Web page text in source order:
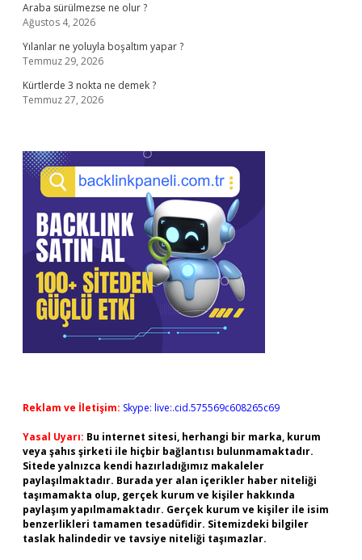
Araba sürülmezse ne olur ?
Ağustos 4, 2026
Yılanlar ne yoluyla boşaltım yapar ?
Temmuz 29, 2026
Kürtlerde 3 nokta ne demek ?
Temmuz 27, 2026
Reklam ve İletişim: Skype: live:.cid.575569c608265c69
Yasal Uyarı: Bu internet sitesi, herhangi bir marka, kurum
veya şahıs şirketi ile hiçbir bağlantısı bulunmamaktadır.
Sitede yalnızca kendi hazırladığımız makaleler
paylaşılmaktadır. Burada yer alan içerikler haber niteliği
taşımamakta olup, gerçek kurum ve kişiler hakkında
paylaşım yapılmamaktadır. Gerçek kurum ve kişiler ile isim
benzerlikleri tamamen tesadüfidir. Sitemizdeki bilgiler
taslak halindedir ve tavsiye niteliği taşımazlar.